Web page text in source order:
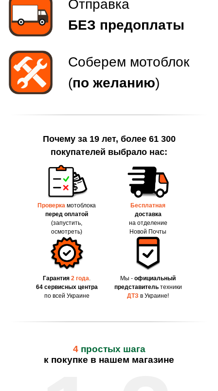
Почему за 19 лет, более 61 300
покупателей выбрало нас:
Проверка мотоблока
перед оплатой
(запустить,
осмотреть)
Гарантия 2 года.
64 сервисных центра
по всей Украине
Бесплатная
доставка
на отделение
Новой Почты
Мы - официальный
представительтехники
ДТЗ в Украине!
4 простых шага
к покупке в нашем магазине